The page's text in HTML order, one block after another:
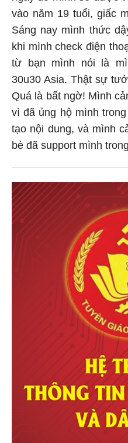
vào năm 19 tuổi, giấc
Sáng nay mình thức
khi mình check điện
từ bạn mình nói là
30u30 Asia. Thật sự
Quá là bất ngờ! Mình
vì đã ủng hộ mình
tạo nội dung, và mình
bè đã support mình